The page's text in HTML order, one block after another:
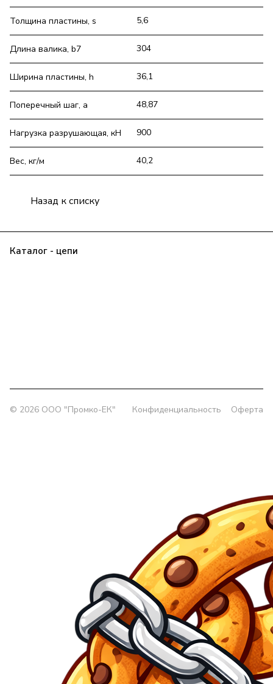
Толщина пластины, s 5,6
Длина валика, b7 304
Ширина пластины, h 36,1
Поперечный шаг, a 48,87
Нагрузка разрушающая, кН 900
Вес, кг/м 40,2
Назад к списку
Каталог - цепи
© 2026 OOO "Промко-ЕК" Конфиденциальность Оферта